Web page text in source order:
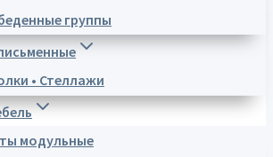
группы
• Стеллажи
модульные